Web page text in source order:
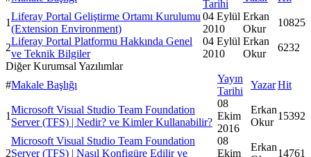
Tarihi
1
Liferay Portal Geliştirme Ortamı Kurulumu
(Extension Environment)
04 Eylül
2010
Erkan
Okur
10825
2
Liferay Portal Platformu Hakkında Genel
ve Teknik Bilgiler
04 Eylül
2010
Erkan
Okur
6232
Diğer Kurumsal Yazılımlar
#Makale Başlığı
Yayın
Tarihi
YazarHit
1
Microsoft Visual Studio Team Foundation
Server (TFS) | Nedir? ve Kimler Kullanabilir?
08
Ekim
2016
Erkan
Okur
15392
2
Microsoft Visual Studio Team Foundation
Server (TFS) | Nasıl Konfigüre Edilir ve
08
Ekim
Erkan
14761